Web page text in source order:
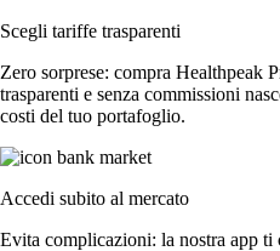
Scegli tariffe trasparenti
Zero sorprese: compra Healthpeak
trasparenti e senza commissioni
costi del tuo portafoglio.
Accedi subito al mercato
Evita complicazioni: la nostra app ti